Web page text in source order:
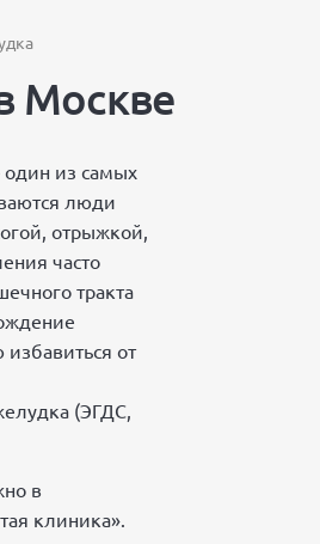
Москве
из самых
люди
отрыжкой,
часто
тракта
от
(ЭГДС,
в
клиника».